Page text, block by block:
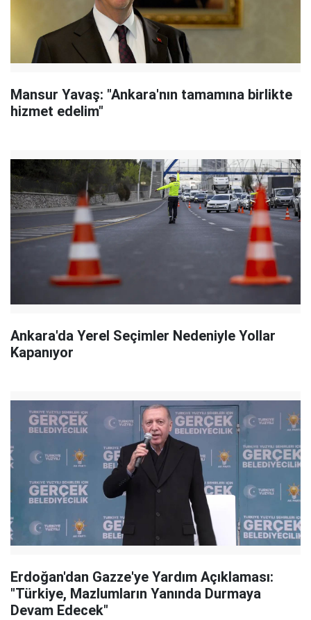
Mansur Yavaş: "Ankara'nın tamamına birlikte
hizmet edelim"
Ankara'da Yerel Seçimler Nedeniyle Yollar
Kapanıyor
Erdoğan'dan Gazze'ye Yardım Açıklaması:
"Türkiye, Mazlumların Yanında Durmaya
Devam Edecek"